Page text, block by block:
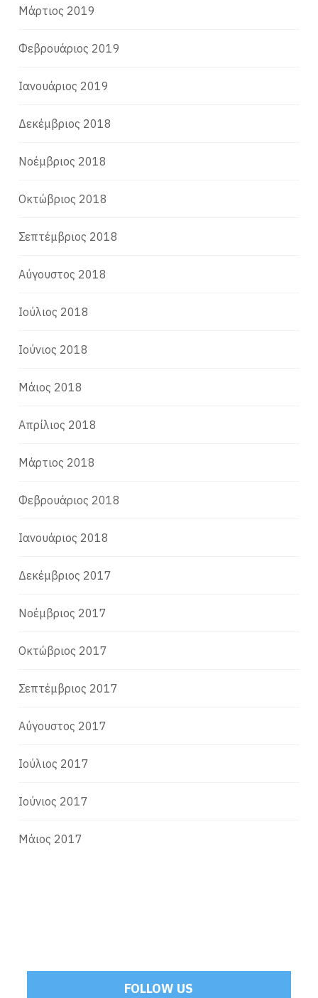
Μάρτιος 2019
Φεβρουάριος 2019
Ιανουάριος 2019
Δεκέμβριος 2018
Νοέμβριος 2018
Οκτώβριος 2018
Σεπτέμβριος 2018
Αύγουστος 2018
Ιούλιος 2018
Ιούνιος 2018
Μάιος 2018
Απρίλιος 2018
Μάρτιος 2018
Φεβρουάριος 2018
Ιανουάριος 2018
Δεκέμβριος 2017
Νοέμβριος 2017
Οκτώβριος 2017
Σεπτέμβριος 2017
Αύγουστος 2017
Ιούλιος 2017
Ιούνιος 2017
Μάιος 2017
FOLLOW US